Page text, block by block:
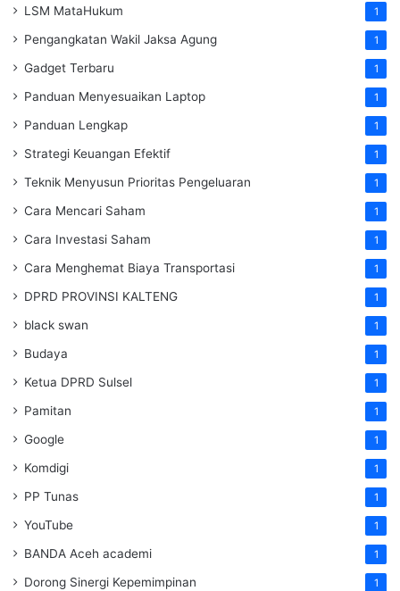
LSM MataHukum 1
Pengangkatan Wakil Jaksa Agung 1
Gadget Terbaru 1
Panduan Menyesuaikan Laptop 1
Panduan Lengkap 1
Strategi Keuangan Efektif 1
Teknik Menyusun Prioritas Pengeluaran 1
Cara Mencari Saham 1
Cara Investasi Saham 1
Cara Menghemat Biaya Transportasi 1
DPRD PROVINSI KALTENG 1
black swan 1
Budaya 1
Ketua DPRD Sulsel 1
Pamitan 1
Google 1
Komdigi 1
PP Tunas 1
YouTube 1
BANDA Aceh academi 1
Dorong Sinergi Kepemimpinan 1